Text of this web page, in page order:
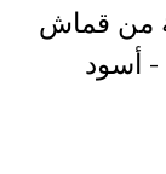
من قماش
- أسود